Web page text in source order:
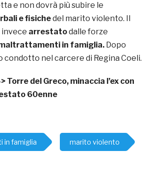
e non dovrà più subire le
e fisichedel marito violento. Il
arrestatodalle forze
in famiglia. Dopo
condotto nel carcere di Regina Coeli.
Torre del Greco, minaccia l’ex con
60enne
in famiglia marito violento